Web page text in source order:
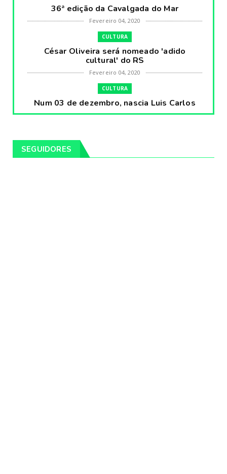
36ª edição da Cavalgada do Mar
Fevereiro 04, 2020
CULTURA
César Oliveira será nomeado 'adido
cultural' do RS
Fevereiro 04, 2020
CULTURA
Num 03 de dezembro, nascia Luis Carlos
Prestes, o Cavaleiro ...
Pintores da Temática Gauchesca - parte
SEGUIDORES